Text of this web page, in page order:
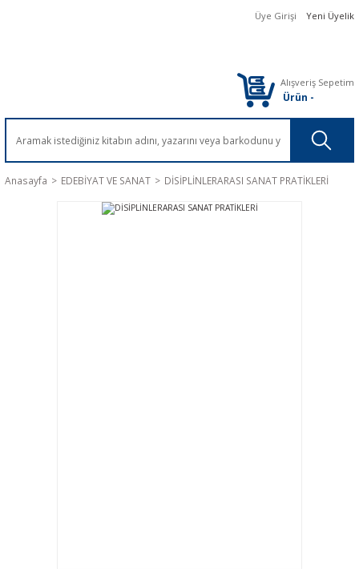
Üye Girişi Yeni Üyelik
Alışveriş Sepetim
Ürün -
Anasayfa EDEBİYAT VE SANAT DİSİPLİNLERARASI SANAT PRATİKLERİ